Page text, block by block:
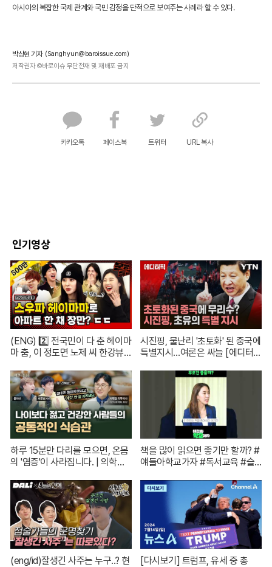
아시아의 복잡한 국제 관계와 국민 감정을 단적으로 보여주는 사례라 할 수 있다.
박상현 기자 (Sanghyun@baroissue.com)
저작권자 ©바로이슈 무단전재 및 재배포 금지
카카오톡 페이스북 트위터 URL 복사
인기영상
(ENG) 2️⃣ 전국민이 다 춘 헤이마
마 춤, 이 정도면 노제 씨 한강뷰
(순수한 궁금증) / [문명특급 EP.2
22-2]
시진핑, 물난리 '초토화' 된 중국에
특별지시…여론은 싸늘 [에디터
하루 15분만 다리를 모으면, 온몸
의 '염증'이 사라집니다. | 의학박
자 [백년의 아침 1화 FULL]
책을 많이 읽으면 좋기만 할까? #
얘들아학교가자 #독서교육 #슬
(eng/id)잘생긴 사주는 누구..? 현
[다시보기] 트럼프, 유세 중 총